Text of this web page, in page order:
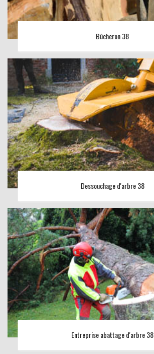
Bûcheron 38
Dessouchage d'arbre 38
Entreprise abattage d'arbre 38